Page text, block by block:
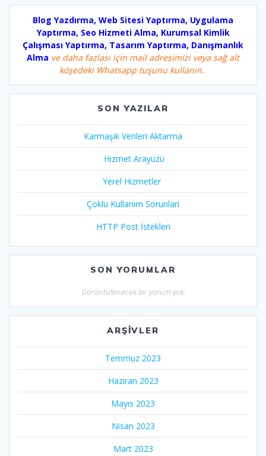
Blog Yazdırma, Web Sitesi Yaptırma, Uygulama
Yaptırma, Seo Hizmeti Alma, Kurumsal Kimlik
Çalışması Yaptırma, Tasarım Yaptırma, Danışmanlık
Alma ve daha fazlası için mail adresimizi veya sağ alt
köşedeki Whatsapp tuşunu kullanın.
SON YAZILAR
Karmaşık Verileri Aktarma
Hizmet Arayüzü
Yerel Hizmetler
Çoklu Kullanım Sorunları
HTTP Post İstekleri
SON YORUMLAR
Görüntülenecek bir yorum yok.
ARŞIVLER
Temmuz 2023
Haziran 2023
Mayıs 2023
Nisan 2023
Mart 2023